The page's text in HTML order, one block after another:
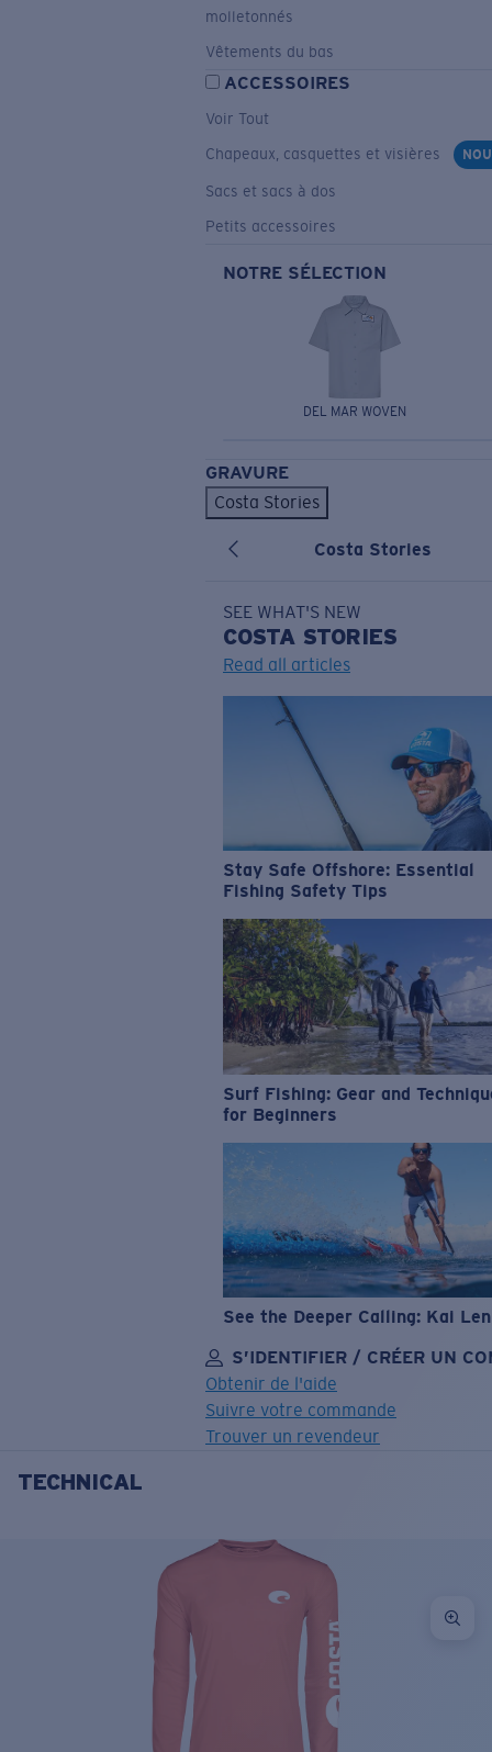
molletonnés
Vêtements du bas
ACCESSOIRES
Voir Tout
Chapeaux, casquettes et visières
Sacs et sacs à dos
Petits accessoires
NOTRE SÉLECTION
DEL MAR WOVEN
GRAVURE
Costa Stories
Costa Stories
SEE WHAT'S NEW
COSTA STORIES
Read all articles
Stay Safe Offshore: Essential
Fishing Safety Tips
Surf Fishing: Gear and
for Beginners
See the Deeper Calling: Kai
S’IDENTIFIER / CRÉER UN
Obtenir de l'aide
Suivre votre commande
Trouver un revendeur
OBJECTIF MIS À JOUR
Prix :
Quantité:
Prix :
Quantité:
TECHNICAL